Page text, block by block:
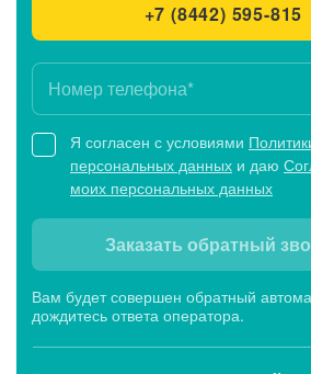
+7 (8442) 595-815
Я согласен с условиями
персональных данных и даю
моих персональных данных
Заказать обратный
Вам будет совершен обратный
дождитесь ответа оператора.